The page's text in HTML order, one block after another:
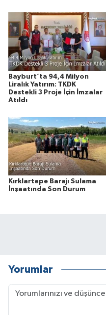
Bayburt’ta 94,4 Milyon
Liralık Yatırım: TKDK
Destekli 3 Proje İçin İmzalar
Atıldı
Kırklartepe Barajı Sulama
İnşaatında Son Durum
Yorumlar